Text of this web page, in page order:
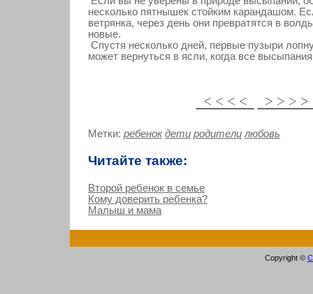
несколько пятнышек стойким карандашом.
ветрянка, через день они превратятся в
новые.
Спустя несколько дней, первые пузыри
может вернуться в ясли, когда все высыпания
< < < < > > >
Метки: ребенок дети родители любовь
Читайте также:
Второй ребенок в семье
Кому доверить ребенка?
Малыш и мама
Copyright ©